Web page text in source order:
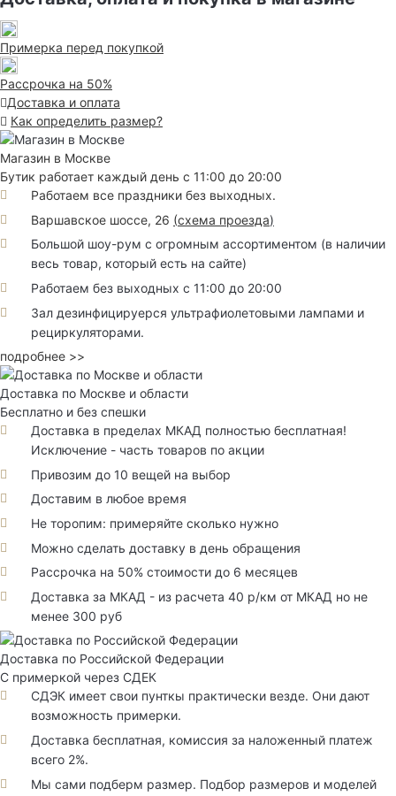
Примерка перед покупкой
Рассрочка на 50%
Доставка и оплата
Как определить размер?
Магазин в Москве
Бутик работает каждый день с 11:00 до 20:00
Работаем все праздники без выходных.
Варшавское шоссе, 26 (схема проезда)
Большой шоу-рум с огромным ассортиментом (в наличии
весь товар, который есть на сайте)
Работаем без выходных с 11:00 до 20:00
Зал дезинфицируерся ультрафиолетовыми лампами и
рециркуляторами.
подробнее >>
Доставка по Москве и области
Бесплатно и без спешки
Доставка в пределах МКАД полностью бесплатная!
Исключение - часть товаров по акции
Привозим до 10 вещей на выбор
Доставим в любое время
Не торопим: примеряйте сколько нужно
Можно сделать доставку в день обращения
Рассрочка на 50% стоимости до 6 месяцев
Доставка за МКАД - из расчета 40 р/км от МКАД но не
менее 300 руб
Доставка по Российской Федерации
С примеркой через СДЕК
СДЭК имеет свои пунткы практически везде. Они дают
возможность примерки.
Доставка бесплатная, комиссия за наложенный платеж
всего 2%.
Мы сами подберм размер. Подбор размеров и моделей